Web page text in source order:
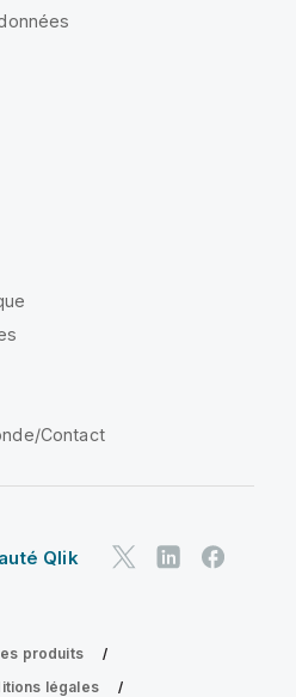
Contact
Qlik
produits
légales